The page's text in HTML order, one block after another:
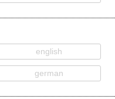
english
german